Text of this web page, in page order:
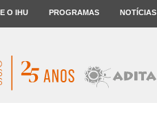
O IHU PROGRAMAS NOTÍCIAS